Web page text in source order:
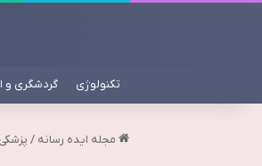
تکنولوژی گردشگری و
مجله ایده رسانه / پزشکی